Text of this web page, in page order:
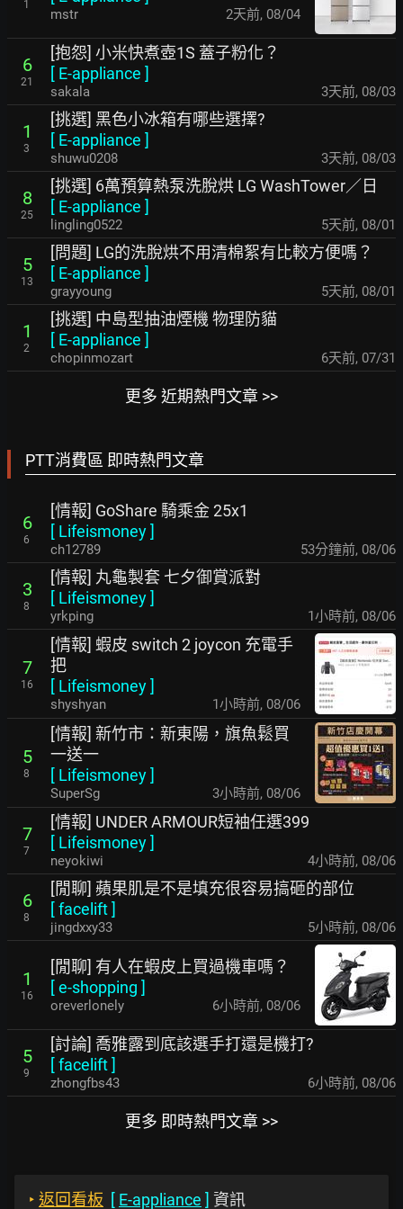
1
mstr 2天前, 08/04
6
21
[抱怨] 小米快煮壺1S 蓋子粉化？
[ E-appliance ]
sakala 3天前, 08/03
1
3
[挑選] 黑色小冰箱有哪些選擇?
[ E-appliance ]
shuwu0208 3天前, 08/03
8
25
[挑選] 6萬預算熱泵洗脫烘 LG WashTower／日
[ E-appliance ]
lingling0522 5天前, 08/01
5
13
[問題] LG的洗脫烘不用清棉絮有比較方便嗎？
[ E-appliance ]
grayyoung 5天前, 08/01
1
2
[挑選] 中島型抽油煙機 物理防貓
[ E-appliance ]
chopinmozart 6天前, 07/31
更多 近期熱門文章 >>
PTT消費區 即時熱門文章
6
6
[情報] GoShare 騎乘金 25x1
[ Lifeismoney]
ch12789 53分鐘前, 08/06
3
8
[情報] 丸龜製套 七夕御賞派對
[ Lifeismoney]
yrkping 1小時前, 08/06
7
16
[情報] 蝦皮 switch 2 joycon 充電手
把
[ Lifeismoney]
shyshyan 1小時前, 08/06
5
8
[情報] 新竹市：新東陽，旗魚鬆買
一送一
[ Lifeismoney]
SuperSg 3小時前, 08/06
7
7
[情報] UNDER ARMOUR短袖任選399
[ Lifeismoney]
neyokiwi 4小時前, 08/06
6
8
[閒聊] 蘋果肌是不是填充很容易搞砸的部位
[facelift]
jingdxxy33 5小時前, 08/06
1
16
[閒聊] 有人在蝦皮上買過機車嗎？
[e-shopping ]
oreverlonely 6小時前, 08/06
5
9
[討論] 喬雅露到底該選手打還是機打?
[facelift]
zhongfbs43 6小時前, 08/06
更多 即時熱門文章 >>
‣ 返回看板 [ E-appliance ] 資訊